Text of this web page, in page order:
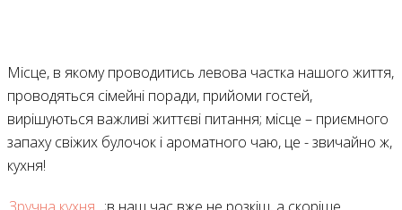
Місце, в якому проводитись левова частка нашого життя,
проводяться сімейні поради, прийоми гостей,
вирішуються важливі життєві питання; місце – приємного
запаху свіжих булочок і ароматного чаю, це - звичайно ж,
кухня!
Зручна кухня ;в наш час вже не розкіш, а скоріше